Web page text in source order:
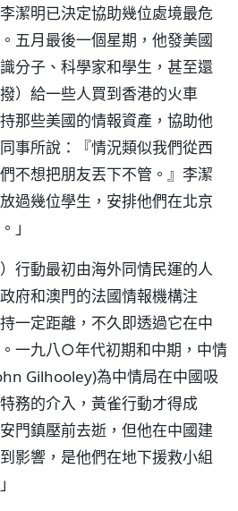
潔明已決定協助幾位處境最危
五月最後一個星期，他發美國
分子、科學家和學生，甚至還
）給一些人買到香港的火車
那些美國的情報資產，協助他
事所說：『情況類似我們從西
不想把朋友丟下不管。』李潔
過幾位學生，安排他們在北京
」
行動最初由海外同情民運的人
府和澳門的法國情報機構注
一定距離，不久即透過它在中
一九八○年代初期和中期，中情
Gilhooley)為中情局在中國吸
務的介入，黃雀行動才得成
門鎮壓前去逝，但他在中國建
影響，是他們在地下援救小組